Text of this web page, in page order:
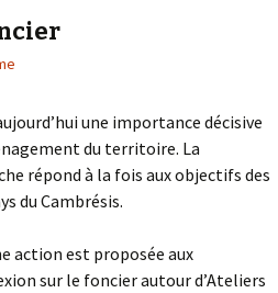
une importance décisive
du territoire. La
répond à la fois aux objectifs des
du Cambrésis.
action est proposée aux
sur le foncier autour d’Ateliers